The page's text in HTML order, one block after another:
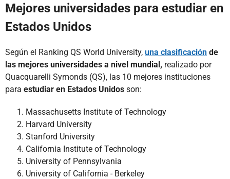
Mejores universidades para estudiar en
Estados Unidos
Según el Ranking QS World University, una clasificación de
las mejores universidades a nivel mundial, realizado por
Quacquarelli Symonds (QS), las 10 mejores instituciones
para estudiar en Estados Unidos son:
Massachusetts Institute of Technology
Harvard University
Stanford University
California Institute of Technology
University of Pennsylvania
University of California - Berkeley